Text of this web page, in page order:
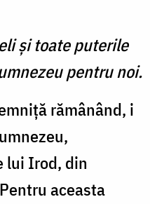
şi toate puterile
pentru noi.
rămânând, i
lui Irod, din
aceasta